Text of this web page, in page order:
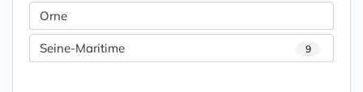
Orne
Seine-Maritime 9